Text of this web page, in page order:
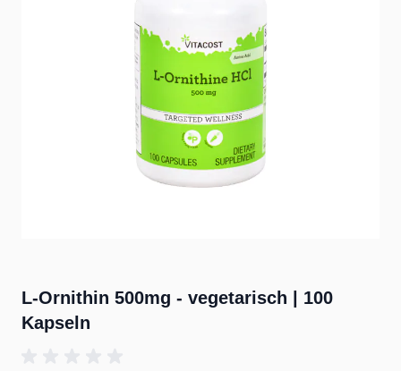
L-Ornithin 500mg - vegetarisch | 100
Kapseln